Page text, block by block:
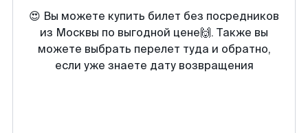
😍 Вы можете купить билет без посредников
из Москвы по выгодной цене🙌. Также вы
можете выбрать перелет туда и обратно,
если уже знаете дату возвращения